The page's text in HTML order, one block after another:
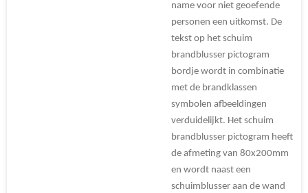
name voor niet geoefende
personen een uitkomst. De
tekst op het schuim
brandblusser pictogram
bordje wordt in combinatie
met de brandklassen
symbolen afbeeldingen
verduidelijkt. Het schuim
brandblusser pictogram heeft
de afmeting van 80x200mm
en wordt naast een
schuimblusser aan de wand